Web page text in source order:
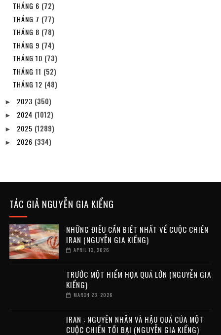
THÁNG 6 (72)
THÁNG 7 (77)
THÁNG 8 (78)
THÁNG 9 (74)
THÁNG 10 (73)
THÁNG 11 (52)
THÁNG 12 (48)
► 2023 (350)
► 2024 (1012)
► 2025 (1289)
► 2026 (334)
TÁC GIẢ NGUYỄN GIA KIỂNG
NHỮNG ĐIỀU CẦN BIẾT NHẤT VỀ CUỘC CHIẾN
IRAN (NGUYỄN GIA KIỂNG)
APRIL 13, 2026
TRƯỚC MỘT HIỂM HỌA QUÁ LỚN (NGUYỄN GIA
KIỂNG)
MARCH 23, 2026
IRAN : NGUYÊN NHÂN VÀ HẬU QUẢ CỦA MỘT
CUỘC CHIẾN TỒI BẠI (NGUYỄN GIA KIỂNG)